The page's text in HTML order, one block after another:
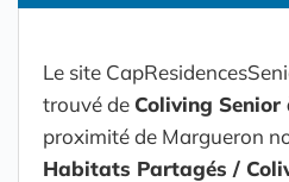
Le site
trouvé de Coliving
proximité de Margueron
Habitats Partagés /